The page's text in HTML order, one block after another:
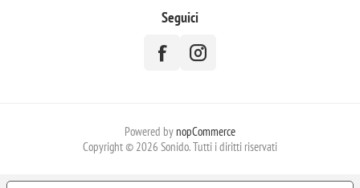
Seguici
Powered by nopCommerce
Copyright © 2026 Sonido. Tutti i diritti riservati